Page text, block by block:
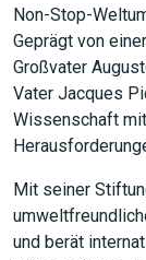
Non-Stop-
Geprägt von
Großvater
Vater Jacques
Wissenschaft
Mit seiner
und berät